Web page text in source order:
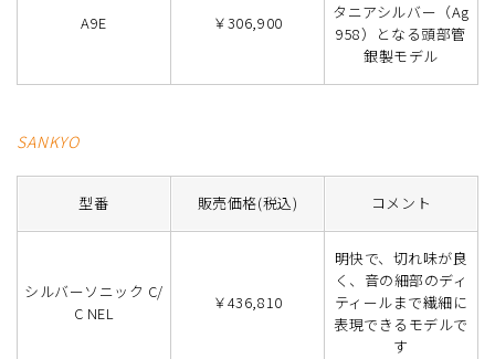
A9E ￥306,900
タニアシルバー（Ag
958）となる頭部管
銀製モデル
SANKYO
型番 販売価格(税込) コメント
シルバーソニック C/
C NEL
￥436,810
明快で、切れ味が良
く、音の細部のディ
ティールまで繊細に
表現できるモデルで
す